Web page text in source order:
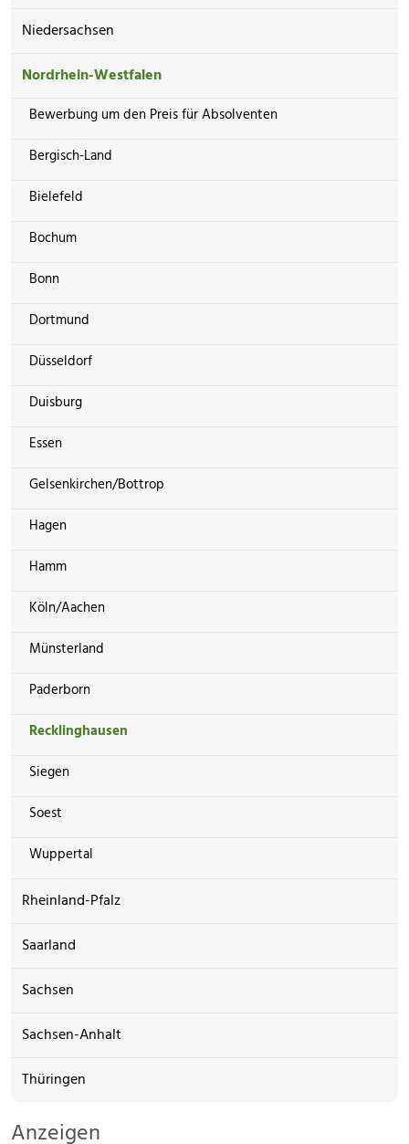
Niedersachsen
Nordrhein-Westfalen
Bewerbung um den Preis für Absolventen
Bergisch-Land
Bielefeld
Bochum
Bonn
Dortmund
Düsseldorf
Duisburg
Essen
Gelsenkirchen/Bottrop
Hagen
Hamm
Köln/Aachen
Münsterland
Paderborn
Recklinghausen
Siegen
Soest
Wuppertal
Rheinland-Pfalz
Saarland
Sachsen
Sachsen-Anhalt
Thüringen
Anzeigen